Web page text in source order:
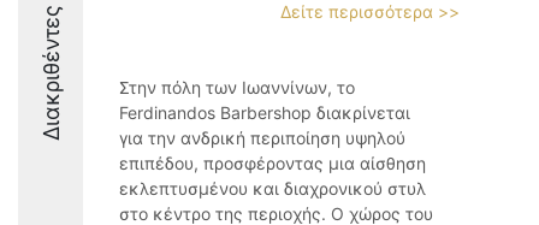
Διακριθέντες Δείτε περισσότερα >>
Στην πόλη των Ιωαννίνων, το
Ferdinandos Barbershop διακρίνεται
για την ανδρική περιποίηση υψηλού
επιπέδου, προσφέροντας μια αίσθηση
εκλεπτυσμένου και διαχρονικού στυλ
στο κέντρο της περιοχής. Ο χώρος του